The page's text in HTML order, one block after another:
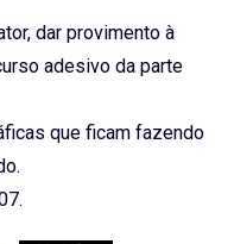
dar provimento à
adesivo da parte
que ficam fazendo